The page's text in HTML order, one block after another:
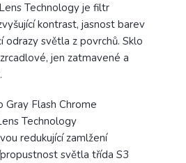
Technology je filtr
kontrast, jasnost barev
odrazy světla z povrchů. Sklo
jen zatmavené a
Gray Flash Chrome
Technology
redukující zamlžení
světla třída S3